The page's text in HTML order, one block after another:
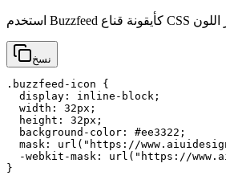
نسخ
.buzzfeed-icon {
  display: inline-block;
  width: 32px;
  height: 32px;
  background-color: #ee3322;
mask: url("https://
-webkit-mask: url("https://
}